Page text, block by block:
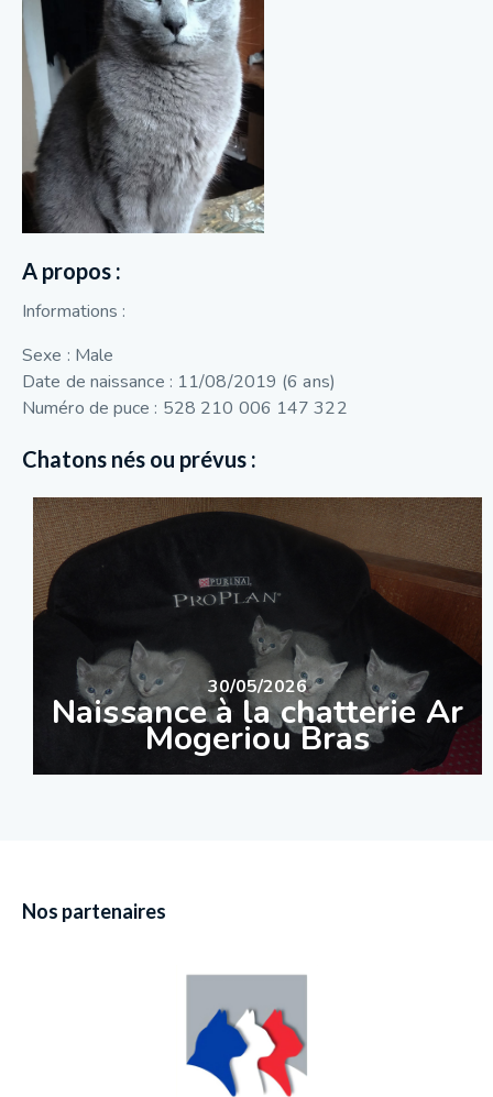
A propos :
Informations :
Sexe : Male
Date de naissance : 11/08/2019 (6 ans)
Numéro de puce : 528 210 006 147 322
Chatons nés ou prévus :
30/05/2026
Naissance à la chatterie Ar
Mogeriou Bras
Nos partenaires